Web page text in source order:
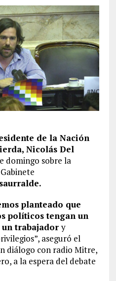
de la Nación
Nicolás Del
domingo sobre la
planteado que
políticos tengan un
un trabajadory
aseguró el
diálogo con radio Mitre,
a la espera del debate